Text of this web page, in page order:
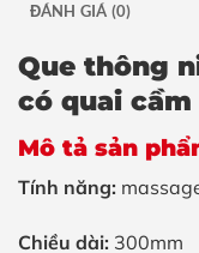
ĐÁNH GIÁ (0)
Que thông
có quai cầm
Mô tả sản
Tính năng:
Chiều dài: 300mm